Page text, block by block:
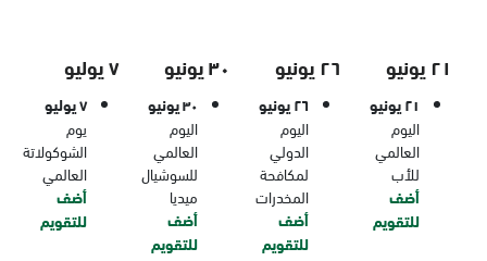
٢١ يونيو
٢١ يونيو
اليوم
العالمي
للأب
أضف
للتقويم
٢٦ يونيو
٢٦ يونيو
اليوم
الدولي
لمكافحة
المخدرات
أضف
للتقويم
٣٠ يونيو
٣٠ يونيو
اليوم
العالمي
للسوشيال
ميديا
أضف
للتقويم
٧ يوليو
٧ يوليو
يوم
الشوكولاتة
العالمي
أضف
للتقويم